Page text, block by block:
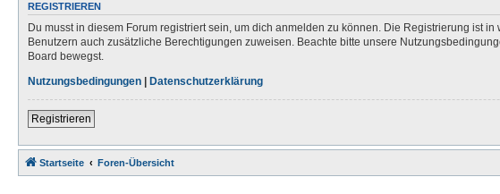
REGISTRIEREN
Du musst in diesem Forum registriert sein, um dich anmelden zu können. Die Registrierung ist
Benutzern auch zusätzliche Berechtigungen zuweisen. Beachte bitte unsere
Board bewegst.
Nutzungsbedingungen | Datenschutzerklärung
Registrieren
Startseite Foren-Übersicht